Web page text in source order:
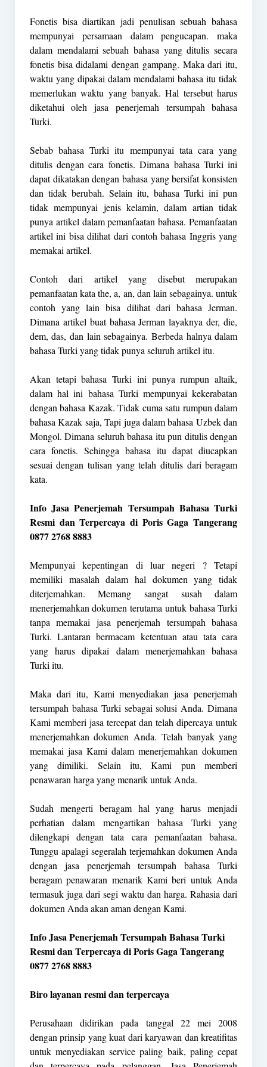
Fonetis bisa diartikan jadi penulisan sebuah bahasa
mempunyai persamaan dalam pengucapan. maka
dalam mendalami sebuah bahasa yang ditulis secara
fonetis bisa didalami dengan gampang. Maka dari itu,
waktu yang dipakai dalam mendalami bahasa itu tidak
memerlukan waktu yang banyak. Hal tersebut harus
diketahui oleh jasa penerjemah tersumpah bahasa
Turki.
Sebab bahasa Turki itu mempunyai tata cara yang
ditulis dengan cara fonetis. Dimana bahasa Turki ini
dapat dikatakan dengan bahasa yang bersifat konsisten
dan tidak berubah. Selain itu, bahasa Turki ini pun
tidak mempunyai jenis kelamin, dalam artian tidak
punya artikel dalam pemanfaatan bahasa. Pemanfaatan
artikel ini bisa dilihat dari contoh bahasa Inggris yang
memakai artikel.
Contoh dari artikel yang disebut merupakan
pemanfaatan kata the, a, an, dan lain sebagainya. untuk
contoh yang lain bisa dilihat dari bahasa Jerman.
Dimana artikel buat bahasa Jerman layaknya der, die,
dem, das, dan lain sebagainya. Berbeda halnya dalam
bahasa Turki yang tidak punya seluruh artikel itu.
Akan tetapi bahasaTurki ini punya rumpun altaik,
dalam hal ini bahasa Turki mempunyai kekerabatan
dengan bahasa Kazak. Tidak cuma satu rumpun dalam
bahasa Kazak saja, Tapi juga dalam bahasa Uzbek dan
Mongol. Dimana seluruh bahasa itu pun ditulis dengan
cara fonetis. Sehingga bahasa itu dapat diucapkan
sesuai dengan tulisan yang telah ditulis dari beragam
kata.
Info Jasa Penerjemah Tersumpah Bahasa Turki
Resmi dan Terpercaya di Poris Gaga Tangerang
0877 2768 8883
Mempunyai kepentingan di luar negeri ? Tetapi
memiliki masalah dalam hal dokumen yang tidak
diterjemahkan. Memang sangat susah dalam
menerjemahkan dokumen terutama untuk bahasa Turki
tanpa memakai jasa penerjemah tersumpah bahasa
Turki. Lantaran bermacam ketentuan atau tata cara
yang harus dipakai dalam menerjemahkan bahasa
Turki itu.
Maka dari itu, Kami menyediakan jasa penerjemah
tersumpah bahasa Turki sebagai solusi Anda. Dimana
Kami memberi jasa tercepat dan telah dipercaya untuk
menerjemahkan dokumen Anda. Telah banyak yang
memakai jasa Kami dalam menerjemahkan dokumen
yang dimiliki. Selain itu, Kami pun memberi
penawaran harga yang menarik untuk Anda.
Sudah mengerti beragam hal yang harus menjadi
perhatian dalam mengartikan bahasa Turki yang
dilengkapi dengan tata cara pemanfaatan bahasa.
Tunggu apalagi segeralah terjemahkan dokumen Anda
dengan jasa penerjemah tersumpah bahasa Turki
beragam penawaran menarik Kami beri untuk Anda
termasuk juga dari segi waktu dan harga. Rahasia dari
dokumen Anda akan aman dengan Kami.
Info Jasa Penerjemah Tersumpah Bahasa Turki
Resmi dan Terpercaya di Poris Gaga Tangerang
0877 2768 8883
Biro layanan resmi dan terpercaya
Perusahaan didirikan pada tanggal 22 mei 2008
dengan prinsip yang kuat dari karyawan dan kreatifitas
untuk menyediakan service paling baik, paling cepat